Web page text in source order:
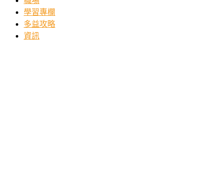
學習專欄
多益攻略
資訊